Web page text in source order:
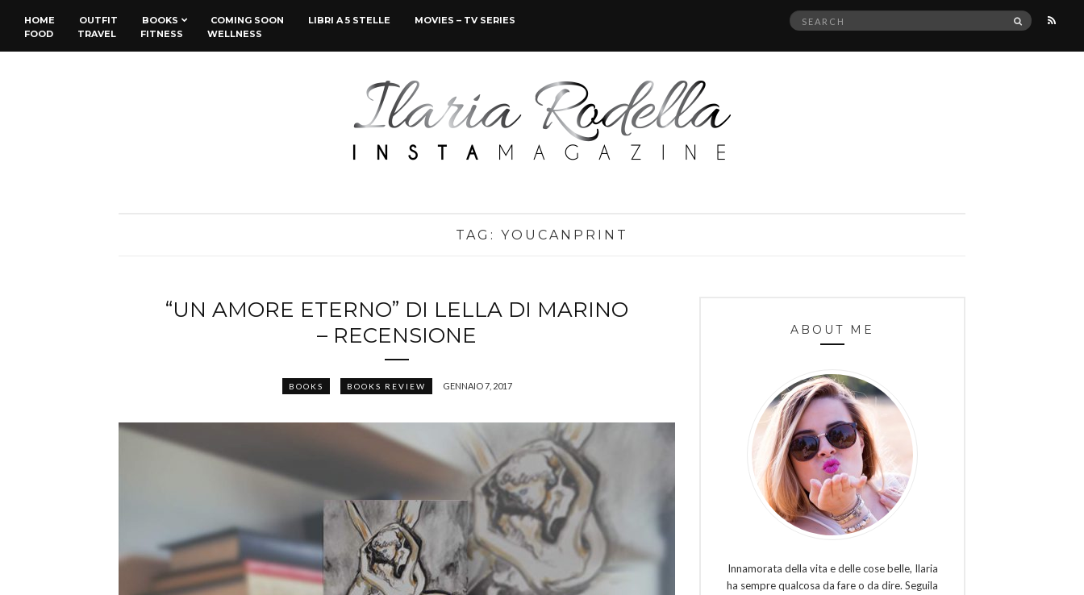
HOME OUTFIT BOOKS COMING SOON LIBRI A 5 STELLE
MOVIES – TV SERIES
FOOD
TRAVEL FITNESS WELLNESS
Search
SEARCH
TAG: YOUCANPRINT
“UN AMORE ETERNO” DI LELLA DI MARINO
– RECENSIONE
BOOKS BOOKS REVIEW GENNAIO 7, 2017
ABOUT ME
Innamorata della vita e delle cose belle, Ilaria
ha sempre qualcosa da fare o da dire. Seguila